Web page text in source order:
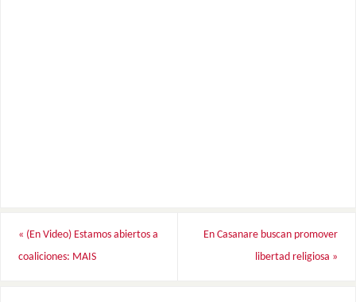
« (En Video) Estamos abiertos a
coaliciones: MAIS
En Casanare buscan promover
libertad religiosa »